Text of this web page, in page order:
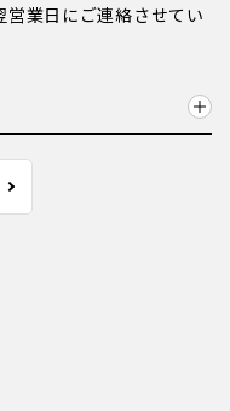
業日にご連絡させてい